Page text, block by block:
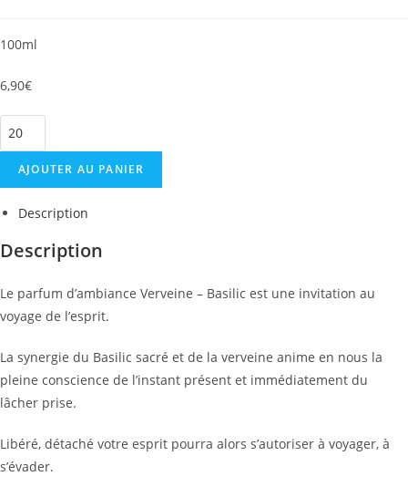
100ml
6,90€
quantité
de
Parfum
d'ambiance
-
&
AJOUTER AU PANIER
Description
Description
Le parfum d’ambiance Verveine – Basilic est une invitation au
voyage de l’esprit.
La synergie du Basilic sacré et de la verveine anime en nous la
pleine conscience de l’instant présent et immédiatement du
lâcher prise.
Libéré, détaché votre esprit pourra alors s’autoriser à voyager, à
s’évader.